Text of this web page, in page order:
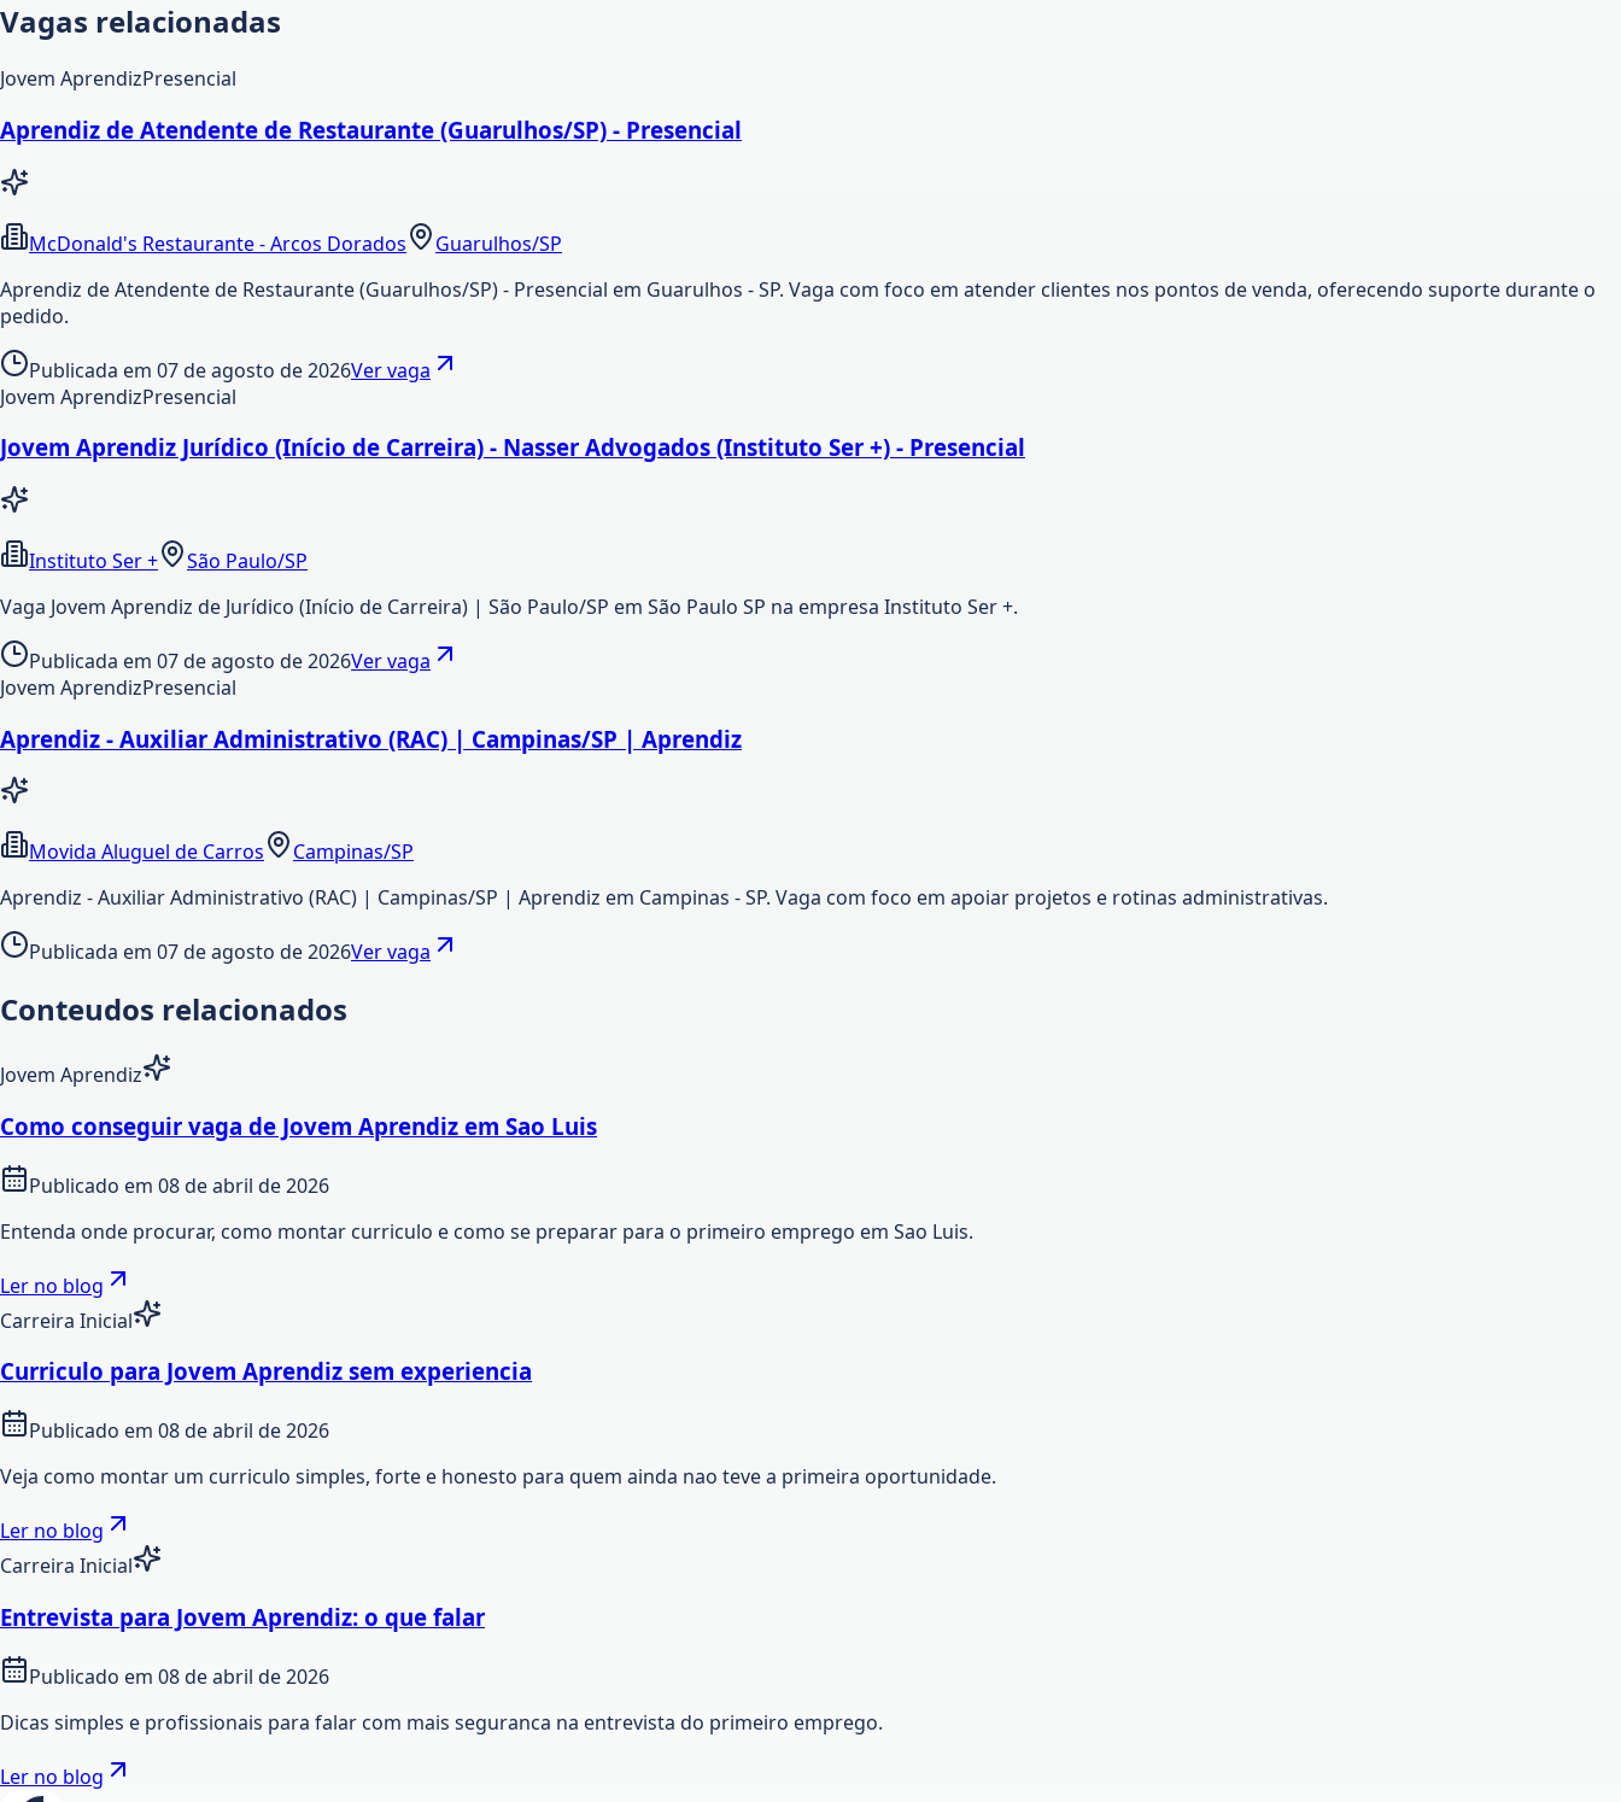
Vagas relacionadas
Jovem AprendizPresencial
Aprendiz de Atendente de Restaurante (Guarulhos/SP) - Presencial
McDonald's Restaurante - Arcos Dorados
Guarulhos/SP
Aprendiz de Atendente de Restaurante (Guarulhos/SP) - Presencial em Guarulhos - SP. Vaga com foco em atender clientes nos pontos de venda, oferecendo suporte durante o
pedido.
Publicada em 07 de agosto de 2026Ver vaga
Jovem AprendizPresencial
Jovem Aprendiz Jurídico (Início de Carreira) - Nasser Advogados (Instituto Ser +) - Presencial
Instituto Ser +
São Paulo/SP
Vaga Jovem Aprendiz de Jurídico (Início de Carreira) | São Paulo/SP em São Paulo SP na empresa Instituto Ser +.
Publicada em 07 de agosto de 2026Ver vaga
Jovem AprendizPresencial
Aprendiz - Auxiliar Administrativo (RAC) | Campinas/SP | Aprendiz
Movida Aluguel de Carros
Campinas/SP
Aprendiz - Auxiliar Administrativo (RAC) | Campinas/SP | Aprendiz em Campinas - SP. Vaga com foco em apoiar projetos e rotinas administrativas.
Publicada em 07 de agosto de 2026Ver vaga
Conteudos relacionados
Jovem Aprendiz
Como conseguir vaga de Jovem Aprendiz em Sao Luis
Publicado em 08 de abril de 2026
Entenda onde procurar, como montar curriculo e como se preparar para o primeiro emprego em Sao Luis.
Ler no blog
Carreira Inicial
Curriculo para Jovem Aprendiz sem experiencia
Publicado em 08 de abril de 2026
Veja como montar um curriculo simples, forte e honesto para quem ainda nao teve a primeira oportunidade.
Ler no blog
Carreira Inicial
Entrevista para Jovem Aprendiz: o que falar
Publicado em 08 de abril de 2026
Dicas simples e profissionais para falar com mais seguranca na entrevista do primeiro emprego.
Ler no blog